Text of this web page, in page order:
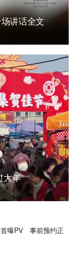
讲话全文
大年
首曝PV 事前预约正